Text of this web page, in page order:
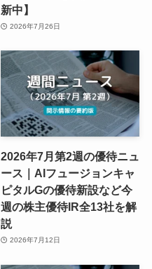
新中】
2026年7月26日
2026年7月第2週の優待ニュ
ース｜AIフュージョンキャ
ピタルGの優待新設など今
週の株主優待IR全13社を解
説
2026年7月12日